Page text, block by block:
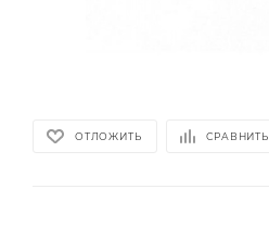
ОТЛОЖИТЬ СРАВНИТЬ